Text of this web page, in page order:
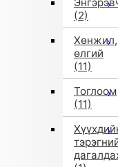
(2)
Хөнжил,
өлгий
(11)
Тоглоом
(11)
намар/өвөл